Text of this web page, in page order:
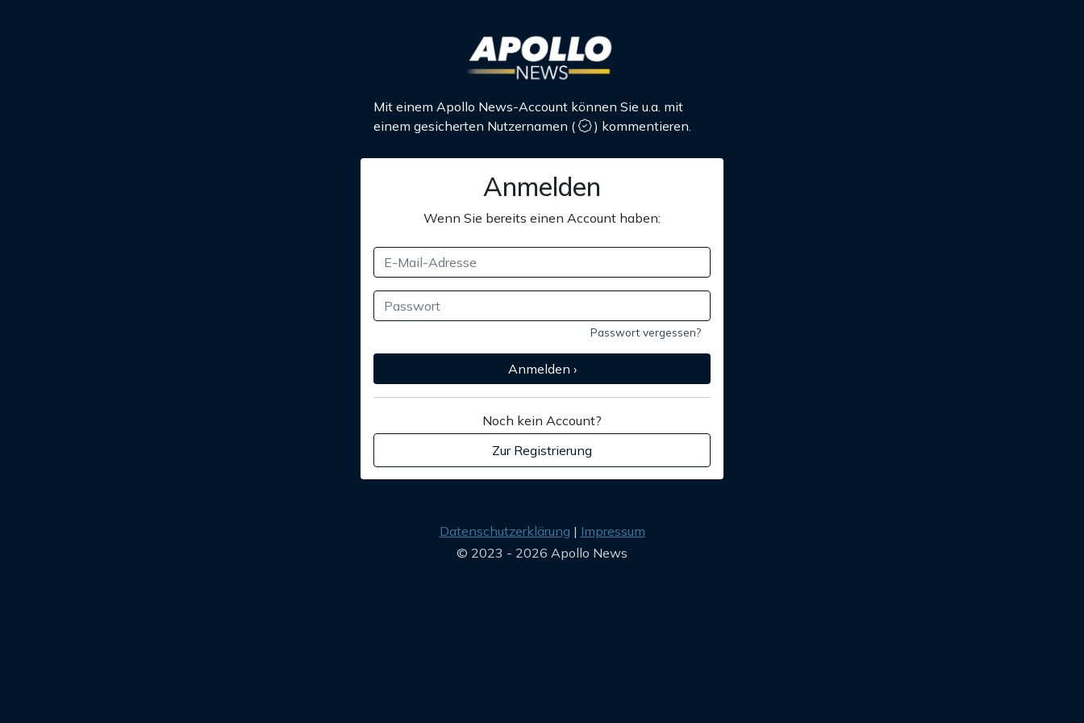
Mit einem Apollo News-Account können Sie u.a. mit
einem gesicherten Nutzernamen ( ) kommentieren.
Anmelden
Wenn Sie bereits einen Account haben:
Passwort vergessen?
Anmelden ›
Noch kein Account?
Zur Registrierung
Datenschutzerklärung
Impressum
© 2023 - 2026 Apollo News